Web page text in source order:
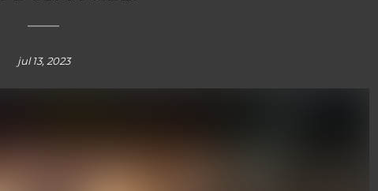
jul 13, 2023